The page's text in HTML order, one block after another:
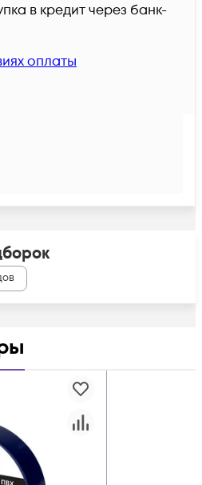
в кредит через банк-
оплаты